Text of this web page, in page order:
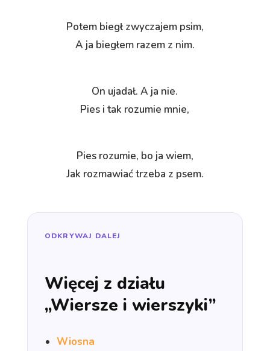
Potem biegł zwyczajem psim,
A ja biegłem razem z nim.
On ujadał. A ja nie.
Pies i tak rozumie mnie,
Pies rozumie, bo ja wiem,
Jak rozmawiać trzeba z psem.
ODKRYWAJ DALEJ
Więcej z działu
„Wiersze i wierszyki”
Wiosna